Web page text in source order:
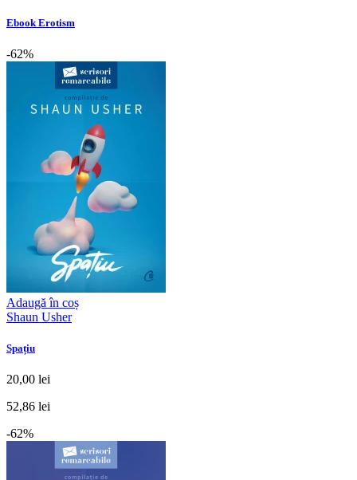
Ebook Erotism
-62%
Adaugă în coș
Shaun Usher
Spațiu
20,00 lei
52,86 lei
-62%